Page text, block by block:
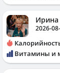
2026-
Витамины и